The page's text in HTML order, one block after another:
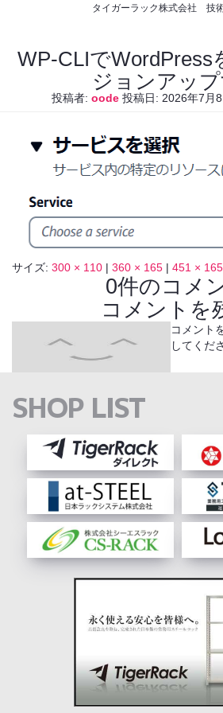
タイガーラック株式会社 技
WP-CLIでWordPress
ジョンアッ
投稿者: oode投稿日: 2026年7月8
サイズ: 300 × 110 | 360 × 165 | 451 × 165
0件のコメ
コメントを
コメント
してくだ
SHOP LIST